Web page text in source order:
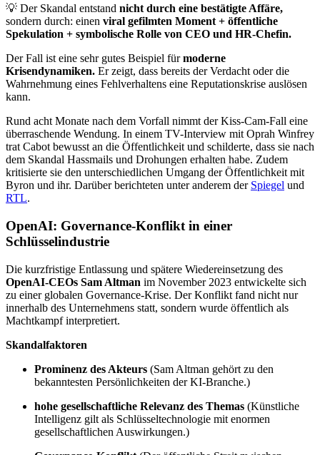
💡 Der Skandal entstand nicht durch eine bestätigte Affäre,
sondern durch: einen viral gefilmten Moment + öffentliche
Spekulation + symbolische Rolle von CEO und HR-Chefin.
Der Fall ist eine sehr gutes Beispiel fürmoderne
Krisendynamiken. Er zeigt, dass bereits der Verdacht oder die
Wahrnehmung eines Fehlverhaltens eine Reputationskrise auslösen
kann.
Rund acht Monate nach dem Vorfall nimmt der Kiss-Cam-Fall eine
überraschende Wendung. In einem TV-Interview mit Oprah Winfrey
trat Cabot bewusst an die Öffentlichkeit und schilderte, dass sie nach
dem Skandal Hassmails und Drohungen erhalten habe. Zudem
kritisierte sie den unterschiedlichen Umgang der Öffentlichkeit mit
Byron und ihr. Darüber berichteten unter anderem der Spiegel und
RTL.
OpenAI: Governance-Konflikt in einer
Schlüsselindustrie
Die kurzfristige Entlassung und spätere Wiedereinsetzung des
OpenAI-CEOs Sam Altman im November 2023 entwickelte sich
zu einer globalen Governance-Krise. Der Konflikt fand nicht nur
innerhalb des Unternehmens statt, sondern wurde öffentlich als
Machtkampf interpretiert.
Skandalfaktoren
Prominenz des Akteurs (Sam Altman gehört zu den
bekanntesten Persönlichkeiten der KI-Branche.)
hohe gesellschaftliche Relevanz des Themas (Künstliche
Intelligenz gilt als Schlüsseltechnologie mit enormen
gesellschaftlichen Auswirkungen.)